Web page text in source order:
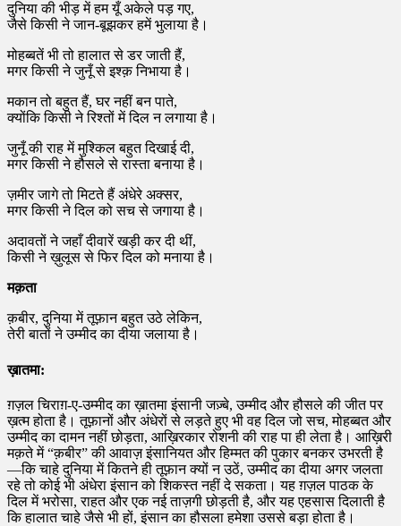
दुनिया की भीड़ में हम यूँ अकेले पड़ गए,
जैसे किसी ने जान-बूझकर हमें भुलाया है।
मोहब्बतें भी तो हालात से डर जाती हैं,
मगर किसी ने जुनूँ से इश्क़ निभाया है।
मकान तो बहुत हैं, घर नहीं बन पाते,
क्योंकि किसी ने रिश्तों में दिल न लगाया है।
जुनूँ की राह में मुश्किल बहुत दिखाई दी,
मगर किसी ने हौसले से रास्ता बनाया है।
ज़मीर जागे तो मिटते हैं अंधेरे अक्सर,
मगर किसी ने दिल को सच से जगाया है।
अदावतों ने जहाँ दीवारें खड़ी कर दी थीं,
किसी ने ख़ुलूस से फिर दिल को मनाया है।
मक़ता
क़बीर, दुनिया में तूफ़ान बहुत उठे लेकिन,
तेरी बातों ने उम्मीद का दीया जलाया है।
ख़ातमा:
ग़ज़ल चिराग़-ए-उम्मीद का ख़ातमा इंसानी जज़्बे, उम्मीद और हौसले की जीत पर
ख़त्म होता है। तूफ़ानों और अंधेरों से लड़ते हुए भी वह दिल जो सच, मोहब्बत और
उम्मीद का दामन नहीं छोड़ता, आख़िरकार रोशनी की राह पा ही लेता है। आख़िरी
मक़ते में “क़बीर” की आवाज़ इंसानियत और हिम्मत की पुकार बनकर उभरती है
—कि चाहे दुनिया में कितने ही तूफ़ान क्यों न उठें, उम्मीद का दीया अगर जलता
रहे तो कोई भी अंधेरा इंसान को शिकस्त नहीं दे सकता। यह ग़ज़ल पाठक के
दिल में भरोसा, राहत और एक नई ताज़गी छोड़ती है, और यह एहसास दिलाती है
कि हालात चाहे जैसे भी हों, इंसान का हौसला हमेशा उससे बड़ा होता है।